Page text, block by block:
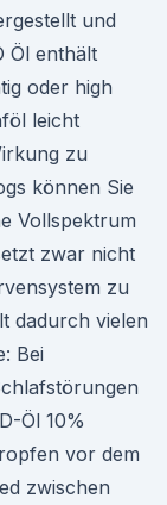
und
Öl enthält
oder high
leicht
zu
können Sie
Vollspektrum
zwar nicht
zu
dadurch vielen
Bei
Öl 10%
vor dem
zwischen